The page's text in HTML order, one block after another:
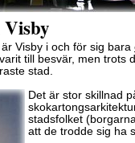
är Visby i och för sig bara
till besvär, men trots
stad.
Det är stor skillnad
stadsfolket
att de trodde sig ha